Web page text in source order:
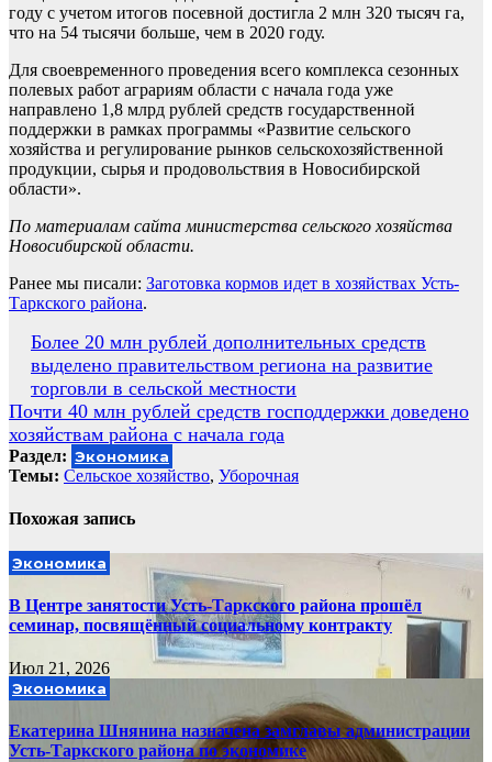
году с учетом итогов посевной достигла 2 млн 320 тысяч га,
что на 54 тысячи больше, чем в 2020 году.
Для своевременного проведения всего комплекса сезонных
полевых работ аграриям области с начала года уже
направлено 1,8 млрд рублей средств государственной
поддержки в рамках программы «Развитие сельского
хозяйства и регулирование рынков сельскохозяйственной
продукции, сырья и продовольствия в Новосибирской
области».
По материалам сайта министерства сельского хозяйства
Новосибирской области.
Ранее мы писали: Заготовка кормов идет в хозяйствах Усть-
Таркского района.
Навигация
по
записям
Более 20 млн рублей дополнительных средств
выделено правительством региона на развитие
торговли в сельской местности
Почти 40 млн рублей средств господдержки доведено
хозяйствам района с начала года
Раздел: Экономика
Темы: Сельское хозяйство, Уборочная
Похожая запись
Экономика
В Центре занятости Усть-Таркского района прошёл
семинар, посвящённый социальному контракту
Июл 21, 2026
Экономика
Екатерина Шнянина назначена замглавы администрации
Усть-Таркского района по экономике